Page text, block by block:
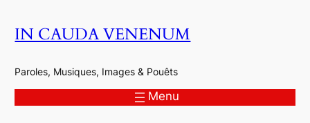
auIN CAUDA VENENUM
Paroles, Musiques, Images & Pouêts
Menu